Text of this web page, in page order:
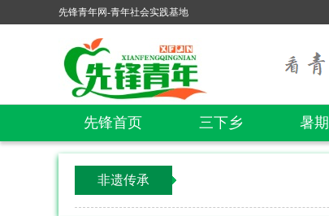
先锋青年网-青年社会实践基地
先锋首页 三下乡 暑
非遗传承